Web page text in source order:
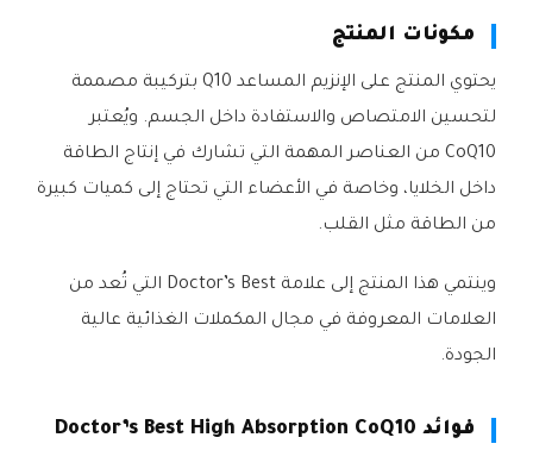
مكونات المنتج
يحتوي المنتج على الإنزيم المساعد Q10 بتركيبة مصممة
لتحسين الامتصاص والاستفادة داخل الجسم. ويُعتبر
CoQ10 من العناصر المهمة التي تشارك في إنتاج الطاقة
داخل الخلايا، وخاصة في الأعضاء التي تحتاج إلى كميات كبيرة
من الطاقة مثل القلب.
وينتمي هذا المنتج إلى علامة Doctor’s Best التي تُعد من
العلامات المعروفة في مجال المكملات الغذائية عالية
الجودة.
فوائد Doctor’s Best High Absorption CoQ10